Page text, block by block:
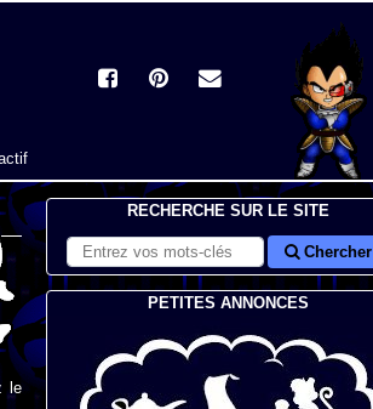
le
RECHERCHE SUR LE SITE
Chercher
PETITES ANNONCES